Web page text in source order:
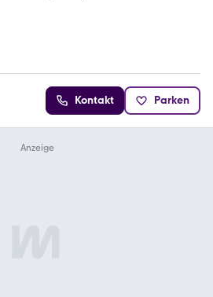
Kontakt Parken